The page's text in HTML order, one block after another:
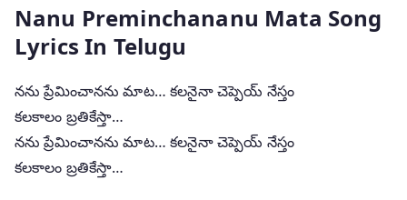
Nanu Preminchananu Mata Song
Lyrics In Telugu
నను ప్రేమించానను మాట… కలనైనా చెప్పెయ్ నేస్తం
కలకాలం బ్రతికేస్తా…
నను ప్రేమించానను మాట… కలనైనా చెప్పెయ్ నేస్తం
కలకాలం బ్రతికేస్తా…